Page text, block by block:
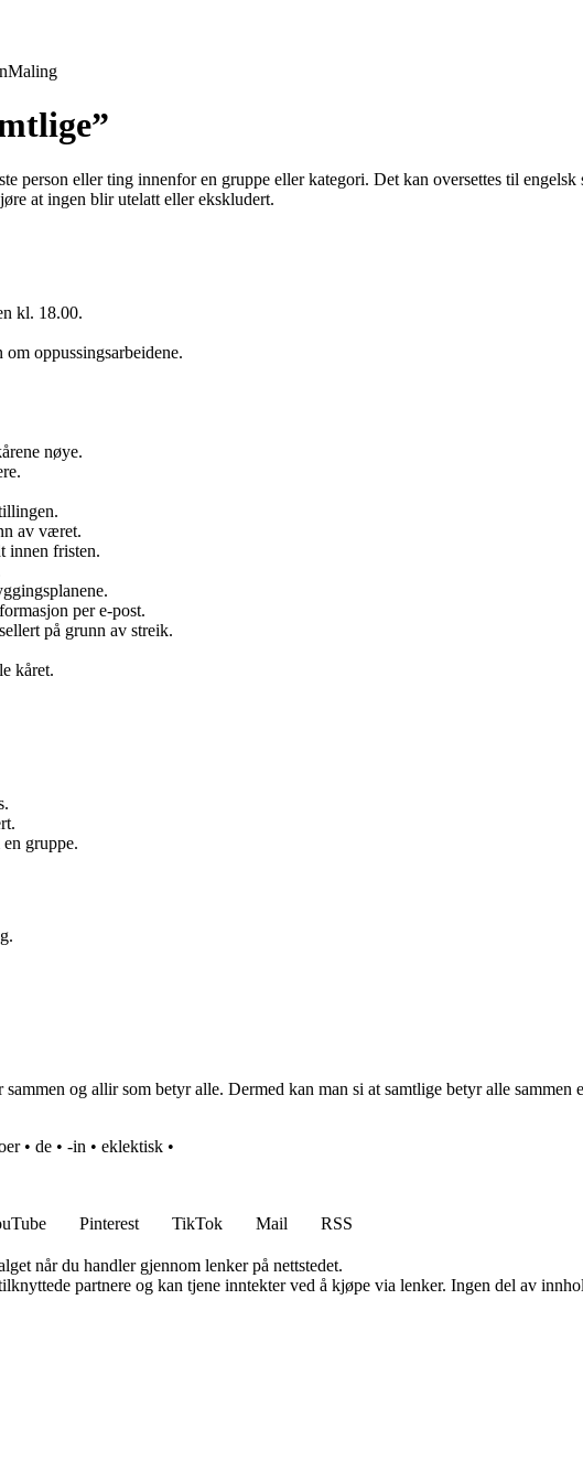
Maling
person eller ting innenfor en gruppe eller kategori. Det kan oversettes til
at ingen blir utelatt eller ekskludert.
kl. 18.00.
oppussingsarbeidene.
nøye.
av været.
innen fristen.
per e-post.
på grunn av streik.
kåret.
gruppe.
og allir som betyr alle. Dermed kan man si at samtlige betyr alle
• de • -in • eklektisk •
Pinterest TikTok Mail
RSS
når du handler gjennom lenker på nettstedet.
partnere og kan tjene inntekter ved å kjøpe via lenker. Ingen del av